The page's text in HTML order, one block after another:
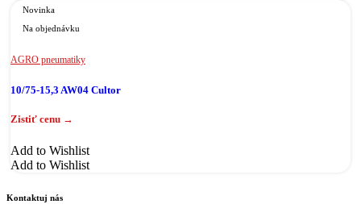
Novinka
Na objednávku
AGRO pneumatiky
10/75-15,3 AW04 Cultor
Add to Wishlist
Add to Wishlist
Kontaktuj nás